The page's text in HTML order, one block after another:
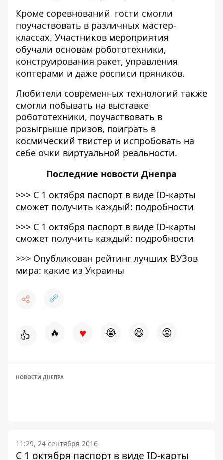
Кроме соревнований, гости смогли
поучаствовать в различных мастер-
классах. Участников мероприятия
обучали основам робототехники,
конструирования ракет, управления
коптерами и даже росписи пряников.
Любители современных технологий также
смогли побывать на выставке
робототехники, поучаствовать в
розыгрыше призов, поиграть в
космический твистер и испробовать на
себе очки виртуальной реальности.
Последние новости Днепра
>>> С 1 октября паспорт в виде ID-карты
сможет получить каждый: подробности
>>> С 1 октября паспорт в виде ID-карты
сможет получить каждый: подробности
>>> Опубликован рейтинг лучших ВУЗов
мира: какие из Украины
👍 🔥 ♥ 😭 😆 😡
НОВОСТИ ДНЕПРА
11:29, 24 сентября 2016
С 1 октября паспорт в виде ID-карты